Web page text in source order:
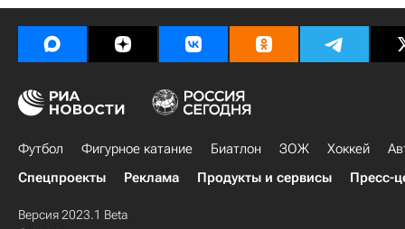
Зимние Олимпийские игры 2018
Себастьян Самуэльссон
Йеспер Нелин
Фредрик Линдстрём
Футбол Фигурное катание Биатлон ЗОЖ Хоккей
Спецпроекты
Реклама Продукты и сервисы Пресс-
Версия 2023.1 Beta